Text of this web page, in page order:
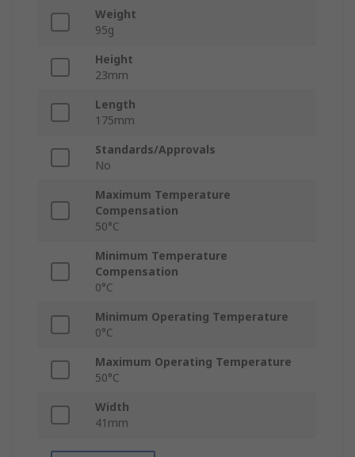
Weight
95g
Height
23mm
Length
175mm
Standards/Approvals
No
Maximum Temperature
Compensation
50°C
Minimum Temperature
Compensation
0°C
Minimum Operating Temperature
0°C
Maximum Operating Temperature
50°C
Width
41mm